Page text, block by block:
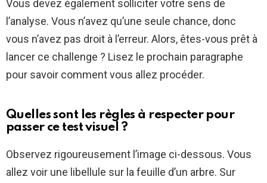
Vous devez également solliciter votre sens de
l’analyse. Vous n’avez qu’une seule chance, donc
vous n’avez pas droit à l’erreur. Alors, êtes-vous prêt à
lancer ce challenge ? Lisez le prochain paragraphe
pour savoir comment vous allez procéder.
Quelles sont les règles à respecter pour
passer ce test visuel ?
Observez rigoureusement l’image ci-dessous. Vous
allez voir une libellule sur la feuille d’un arbre. Sur